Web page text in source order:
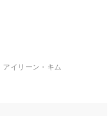
アイリーン・キム